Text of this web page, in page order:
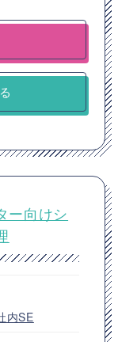
ー向けシ
内SE